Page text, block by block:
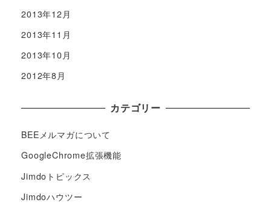
2013年12月
2013年11月
2013年10月
2012年8月
カテゴリー
BEEメルマガについて
GoogleChrome拡張機能
Jimdoトピックス
Jimdoハウツー